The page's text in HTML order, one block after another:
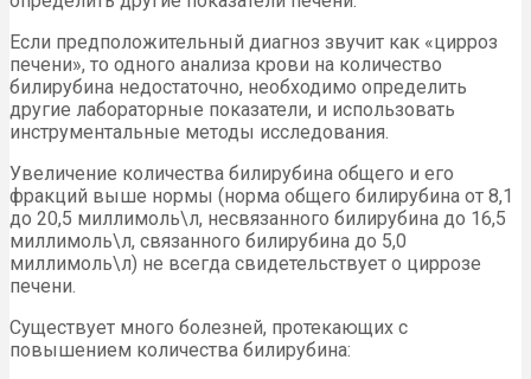
Если предположительный диагноз звучит как «цирроз
печени», то одного анализа крови на количество
билирубина недостаточно, необходимо определить
другие лабораторные показатели, и использовать
инструментальные методы исследования.
Увеличение количества билирубина общего и его
фракций выше нормы (норма общего билирубина от 8,1
до 20,5 миллимоль\л, несвязанного билирубина до 16,5
миллимоль\л, связанного билирубина до 5,0
миллимоль\л) не всегда свидетельствует о циррозе
печени.
Существует много болезней, протекающих с
повышением количества билирубина: